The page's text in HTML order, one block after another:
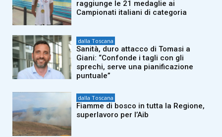
raggiunge le 21 medaglie ai
Campionati italiani di categoria
dalla Toscana
Sanità, duro attacco di Tomasi a
Giani: “Confonde i tagli con gli
sprechi, serve una pianificazione
puntuale”
dalla Toscana
Fiamme di bosco in tutta la Regione,
superlavoro per l’Aib